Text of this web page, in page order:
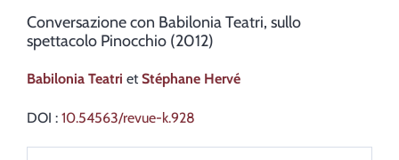
Conversazione con Babilonia Teatri, sullo
spettacolo Pinocchio (2012)
Babilonia Teatri etStéphane Hervé
DOI : 10.54563/revue-k.928